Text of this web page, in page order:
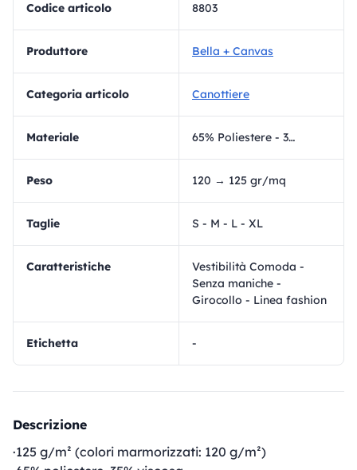
Codice articolo 8803
Produttore Bella + Canvas
Categoria articolo Canottiere
materiale 65% Poliestere - 35% Cotone
Peso 120 → 125 gr/mq
Taglie S - M - L - XL
Caratteristiche
Vestibilità Comoda -
Senza maniche -
Girocollo - Linea fashion
Etichetta -
Descrizione
·125 g/m² (colori marmorizzati: 120 g/m²)